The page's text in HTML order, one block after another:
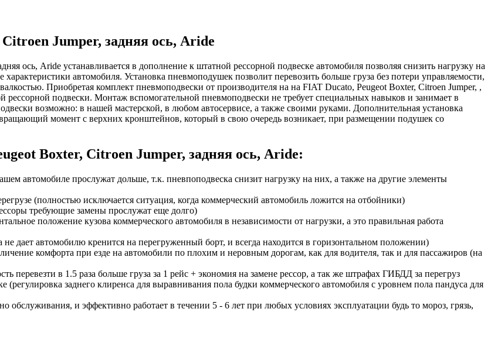
Jumper, задняя ось, Aride
ось, Aride устанавливается в дополнение к штатной рессорной подвеске автомобиля позволяя снизить нагрузку на
автомобиля. Установка пневмоподушек позволит перевозить больше груза без потери управляемости,
Приобретая комплект пневмоподвески от производителя на на FIAT Ducato, Peugeot Boxter, Citroen Jumper, ,
подвески. Монтаж вспомогательной пневмоподвески не требует специальных навыков и занимает в
возможно: в нашей мастерской, в любом автосервисе, а также своими руками. Дополнительная установка
момент с верхних кронштейнов, который в свою очередь возникает, при размещении подушек со
Boxter, Citroen Jumper, задняя ось, Aride:
автомобиле прослужат дольше, т.к. пневпоподвеска снизит нагрузку на них, а также на другие элементы
(полностью исключается ситуация, когда коммерческий автомобиль ложится на отбойники)
требующие замены прослужат еще долго)
положение кузова коммерческого автомобиля в независимости от нагрузки, а это правильная работа
дает автомобилю кренится на перегруженный борт, и всегда находится в горизонтальном положении)
комфорта при езде на автомобили по плохим и неровным дорогам, как для водителя, так и для пассажиров (на
перевезти в 1.5 раза больше груза за 1 рейс + экономия на замене рессор, а так же штрафах ГИБДД за перегруз
(регулировка заднего клиренса для выравнивания пола будки коммерческого автомобиля с уровнем пола пандуса для
обслуживания, и эффективно работает в течении 5 - 6 лет при любых условиях эксплуатации будь то мороз, грязь,